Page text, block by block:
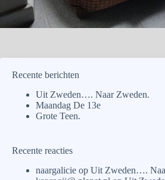
Recente berichten
Uit Zweden…. Naar Zweden.
Maandag De 13e
Grote Teen.
Recente reacties
naargalicie op Uit Zweden….